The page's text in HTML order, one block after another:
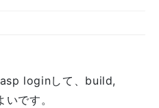
loginして、build,
です。